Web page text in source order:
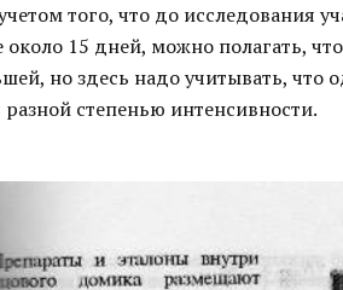
того, что до исследования
около 15 дней, можно полагать,
но здесь надо учитывать,
разной степенью интенсивности.